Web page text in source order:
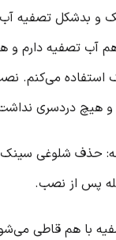
و بدشکل تصفیه آب
آب تصفیه دارم و
استفاده می‌کنم.
و هیچ دردسری
حذف شلوغی
پس از نصب.
با هم قاطی